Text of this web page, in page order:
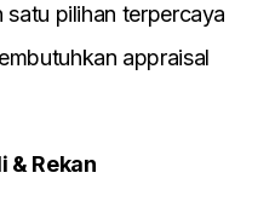
satu pilihan terpercaya
appraisal
& Rekan